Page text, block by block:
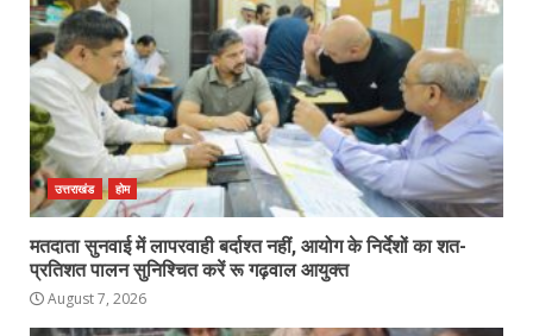
उत्तराखंड होम
मतदाता सुनवाई में लापरवाही बर्दाश्त नहीं, आयोग के निर्देशों का शत-
प्रतिशत पालन सुनिश्चित करें रू गढ़वाल आयुक्त
August 7, 2026